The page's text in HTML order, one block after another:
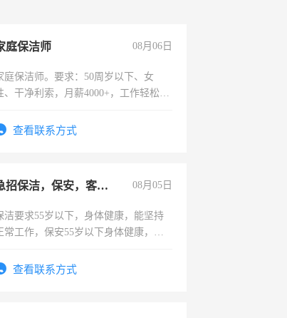
庭保洁师 08月06日
庭保洁师。要求：50周岁以下、女
、干净利索，月薪4000+，工作轻松，
太等。
查看联系方式
急招保洁，保安，客服，工程 08月05日
洁要求55岁以下，身体健康，能坚持
常工作，保安55岁以下身体健康，有
，客服要求45岁以下高中以上文化，
查看联系方式